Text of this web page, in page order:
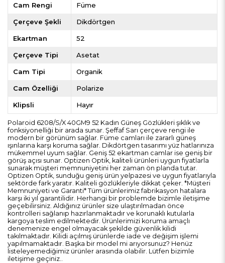
Cam Rengi Füme
Çerçeve Şekli Dikdörtgen
Ekartman 52
Çerçeve Tipi Asetat
Cam Tipi Organik
Cam Özelliği Polarize
Klipsli Hayır
Polaroid 6208/S/X 40GM9 52 Kadın Güneş Gözlükleri şıklık ve
fonksiyonelliği bir arada sunar. Şeffaf Sarı çerçeve rengi ile
modern bir görünüm sağlar. Füme camları ile zararlı güneş
ışınlarına karşı koruma sağlar. Dikdörtgen tasarımı yüz hatlarınıza
mükemmel uyum sağlar. Geniş 52 ekartman camlar ise geniş bir
görüş açısı sunar. Optizen Optik, kaliteli ürünleri uygun fiyatlarla
sunarak müşteri memnuniyetini her zaman ön planda tutar.
Optizen Optik, sunduğu geniş ürün yelpazesi ve uygun fiyatlarıyla
sektörde fark yaratır. Kaliteli gözlükleriyle dikkat çeker. *Müşteri
Memnuniyeti ve Garanti* Tüm ürünlerimiz fabrikasyon hatalara
karşı iki yıl garantilidir. Herhangi bir problemde bizimle iletişime
geçebilirsiniz. Aldığınız ürünler size ulaştırılmadan önce
kontrolleri sağlanıp hazırlanmaktadır ve korunaklı kutularla
kargoya teslim edilmektedir. Ürünlerimizi koruma amaçlı
denemenize engel olmayacak şekilde güvenlik kilidi
takılmaktadır. Kilidi açılmış ürünlerde iade ve değişim işlemi
yapılmamaktadır. Başka bir model mi arıyorsunuz? Henüz
listeleyemediğimiz ürünler arasında olabilir. Lütfen bizimle
iletişime geçiniz..